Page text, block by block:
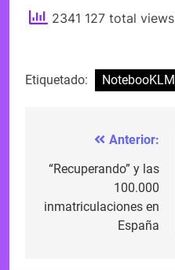
2341 127 total views
Etiquetado: NotebooKLM
Navegación
de
entradas
Anterior:
“Recuperando” y las
100.000
inmatriculaciones en
España